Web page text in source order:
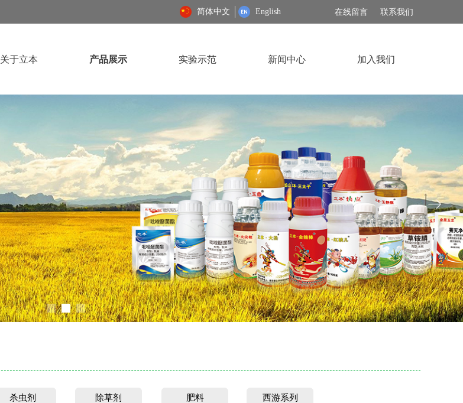
简体中文 English 在线留言 联系我们
关于立本 产品展示 实验示范 新闻中心 加入我们
ꁹ
西游系列
杀虫剂 除草剂 肥料